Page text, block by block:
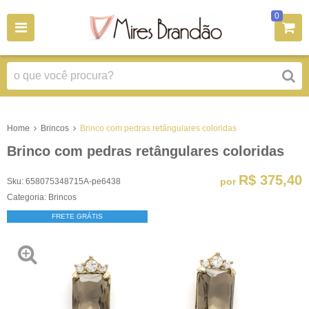
0
Home Brincos Brinco com pedras retângulares coloridas
Brinco com pedras retângulares coloridas
Sku: 658075348715A-pe6438
Categoria: Brincos
FRETE GRÁTIS
por R$ 375,40